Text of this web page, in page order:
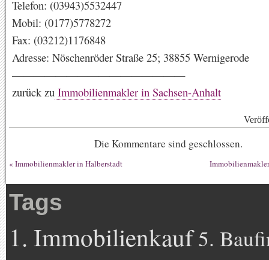
Telefon: (03943)5532447
Mobil: (0177)5778272
Fax: (03212)1176848
Adresse: Nöschenröder Straße 25; 38855 Wernigerode
————————————————
zurück zu Immobilienmakler in Sachsen-Anhalt
Die Kommentare sind geschlossen.
« Immobilienmakler in Halberstadt
Tags
1. Immobilienkauf5.